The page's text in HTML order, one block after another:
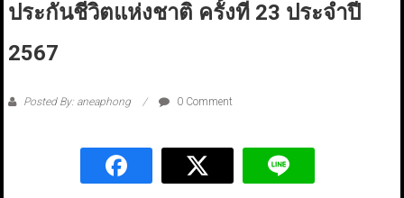
ประกันชีวิตแห่งชาติ ครั้งที่ 23 ประจำปี
2567
Posted By: aneaphong 0 Comment